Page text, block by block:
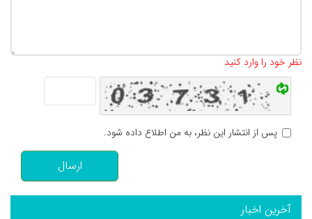
نظر خود را وارد کنید
پس از انتشار این نظر، به من اطلاع داده شود.
ارسال
آخرین اخبار